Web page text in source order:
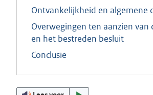
Ontvankelijkheid en algemene
Overwegingen ten aanzien van
en het bestreden besluit
Conclusie